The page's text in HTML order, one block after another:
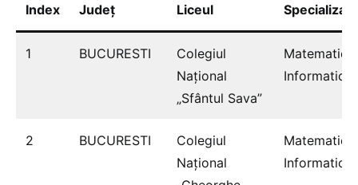
Index Județ Liceul
1 BUCURESTI
Colegiul
Naţional
„Sfântul Sava”
Informatică
2 BUCURESTI
Colegiul
Naţional
Informatică